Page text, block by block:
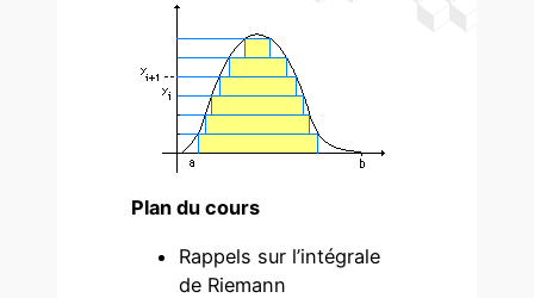
Plan du cours
Rappels sur l’intégrale
de Riemann